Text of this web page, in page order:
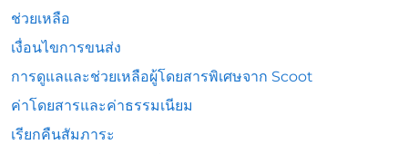
ช่วยเหลือ
เงื่อนไขการขนส่ง
การดูแลและช่วยเหลือผู้โดยสารพิเศษจาก Scoot
ค่าโดยสารและค่าธรรมเนียม
เรียกคืนสัมภาระ